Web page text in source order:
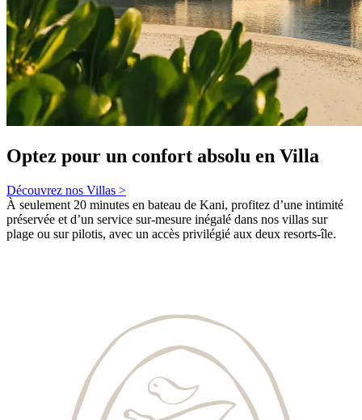
Optez pour un confort absolu en Villa
Découvrez nos Villas >
À seulement 20 minutes en bateau de Kani, profitez d’une intimité
préservée et d’un service sur-mesure inégalé dans nos villas sur
plage ou sur pilotis, avec un accès privilégié aux deux resorts-île.